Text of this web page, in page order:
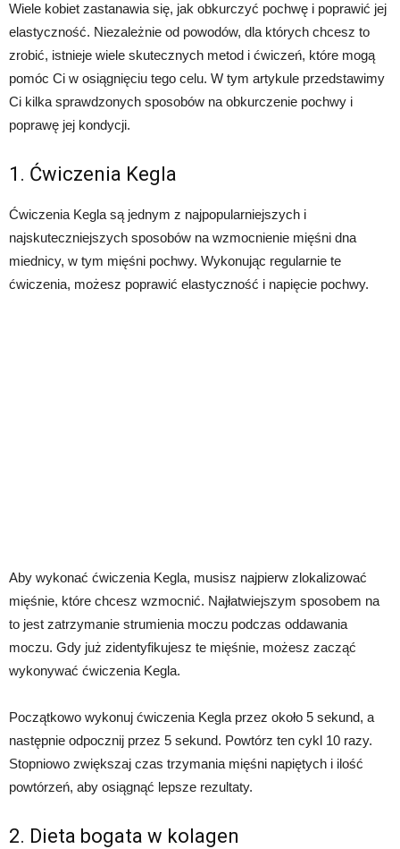
Wiele kobiet zastanawia się, jak obkurczyć pochwę i poprawić jej
elastyczność. Niezależnie od powodów, dla których chcesz to
zrobić, istnieje wiele skutecznych metod i ćwiczeń, które mogą
pomóc Ci w osiągnięciu tego celu. W tym artykule przedstawimy
Ci kilka sprawdzonych sposobów na obkurczenie pochwy i
poprawę jej kondycji.
1. Ćwiczenia Kegla
Ćwiczenia Kegla są jednym z najpopularniejszych i
najskuteczniejszych sposobów na wzmocnienie mięśni dna
miednicy, w tym mięśni pochwy. Wykonując regularnie te
ćwiczenia, możesz poprawić elastyczność i napięcie pochwy.
Aby wykonać ćwiczenia Kegla, musisz najpierw zlokalizować
mięśnie, które chcesz wzmocnić. Najłatwiejszym sposobem na
to jest zatrzymanie strumienia moczu podczas oddawania
moczu. Gdy już zidentyfikujesz te mięśnie, możesz zacząć
wykonywać ćwiczenia Kegla.
Początkowo wykonuj ćwiczenia Kegla przez około 5 sekund, a
następnie odpocznij przez 5 sekund. Powtórz ten cykl 10 razy.
Stopniowo zwiększaj czas trzymania mięśni napiętych i ilość
powtórzeń, aby osiągnąć lepsze rezultaty.
2. Dieta bogata w kolagen